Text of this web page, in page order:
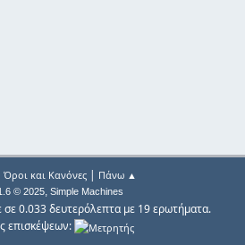
Όροι και Κανόνες| Πάνω ▲
© 2025, Simple Machines
σε 0.033 δευτερόλεπτα με 19 ερωτήματα.
επισκέψεων: